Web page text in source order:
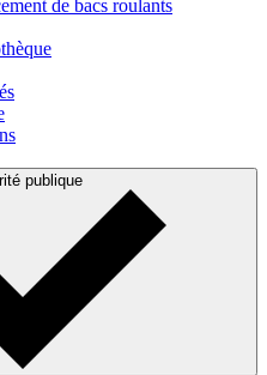
de bacs roulants
publique